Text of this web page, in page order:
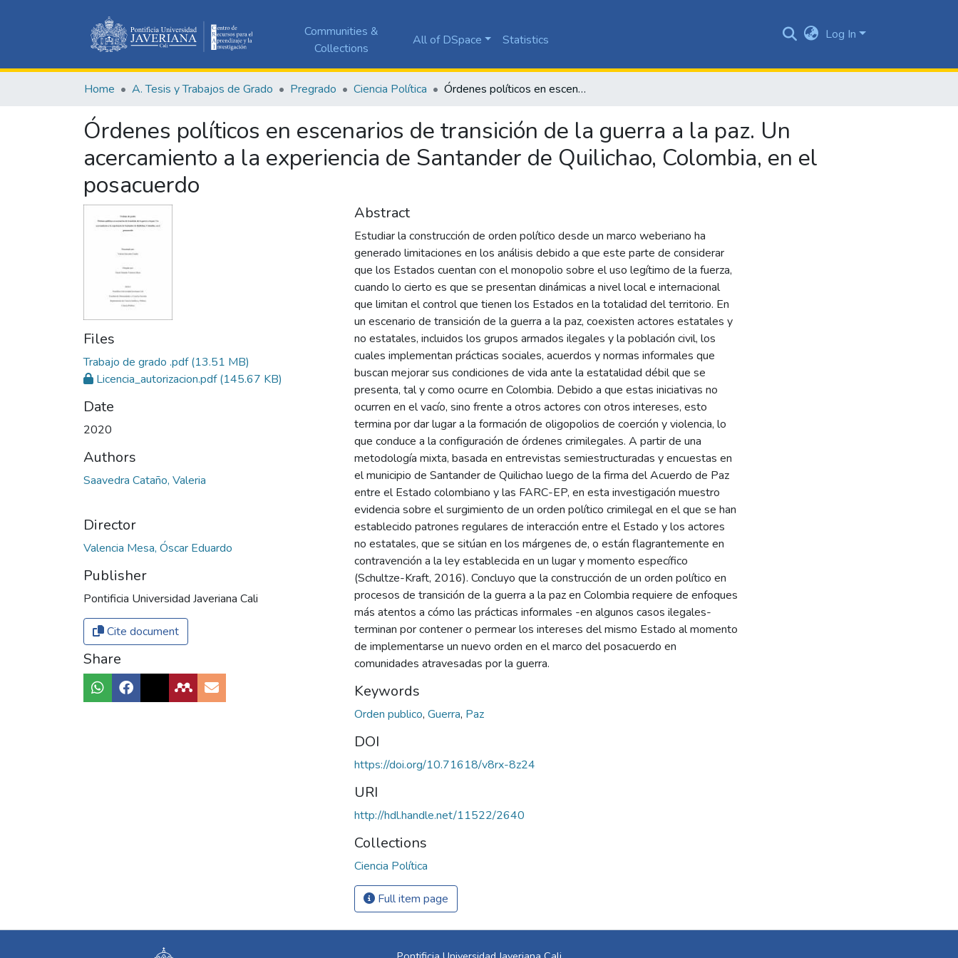
Communities &
Collections
All of DSpace Statistics Log In
Home A. Tesis y Trabajos de Grado Pregrado Ciencia Política Órdenes políticos en escenarios de transición de la guerra a la paz. Un acercamiento a la experiencia de Santander de Quilichao, Colombia, en el posacuerdo
Órdenes políticos en escenarios de transición de la guerra a la paz. Un
acercamiento a la experiencia de Santander de Quilichao, Colombia, en el
posacuerdo
Files
Trabajo de grado .pdf(13.51 MB)
Licencia_autorizacion.pdf(145.67 KB)
Date
2020
Authors
Saavedra Cataño, Valeria
Director
Valencia Mesa, Óscar Eduardo
Publisher
Pontificia Universidad Javeriana Cali
Cite document
Share
Abstract
Estudiar la construcción de orden político desde un marco weberiano ha
generado limitaciones en los análisis debido a que este parte de considerar
que los Estados cuentan con el monopolio sobre el uso legítimo de la fuerza,
cuando lo cierto es que se presentan dinámicas a nivel local e internacional
que limitan el control que tienen los Estados en la totalidad del territorio. En
un escenario de transición de la guerra a la paz, coexisten actores estatales y
no estatales, incluidos los grupos armados ilegales y la población civil, los
cuales implementan prácticas sociales, acuerdos y normas informales que
buscan mejorar sus condiciones de vida ante la estatalidad débil que se
presenta, tal y como ocurre en Colombia. Debido a que estas iniciativas no
ocurren en el vacío, sino frente a otros actores con otros intereses, esto
termina por dar lugar a la formación de oligopolios de coerción y violencia, lo
que conduce a la configuración de órdenes crimilegales. A partir de una
metodología mixta, basada en entrevistas semiestructuradas y encuestas en
el municipio de Santander de Quilichao luego de la firma del Acuerdo de Paz
entre el Estado colombiano y las FARC-EP, en esta investigación muestro
evidencia sobre el surgimiento de un orden político crimilegal en el que se han
establecido patrones regulares de interacción entre el Estado y los actores
no estatales, que se sitúan en los márgenes de, o están flagrantemente en
contravención a la ley establecida en un lugar y momento específico
(Schultze-Kraft, 2016). Concluyo que la construcción de un orden político en
procesos de transición de la guerra a la paz en Colombia requiere de enfoques
más atentos a cómo las prácticas informales -en algunos casos ilegales-
terminan por contener o permear los intereses del mismo Estado al momento
de implementarse un nuevo orden en el marco del posacuerdo en
comunidades atravesadas por la guerra.
Keywords
Orden publico, Guerra, Paz
DOI
https://doi.org/10.71618/v8rx-8z24
URI
http://hdl.handle.net/11522/2640
Collections
Ciencia Política
Full item page